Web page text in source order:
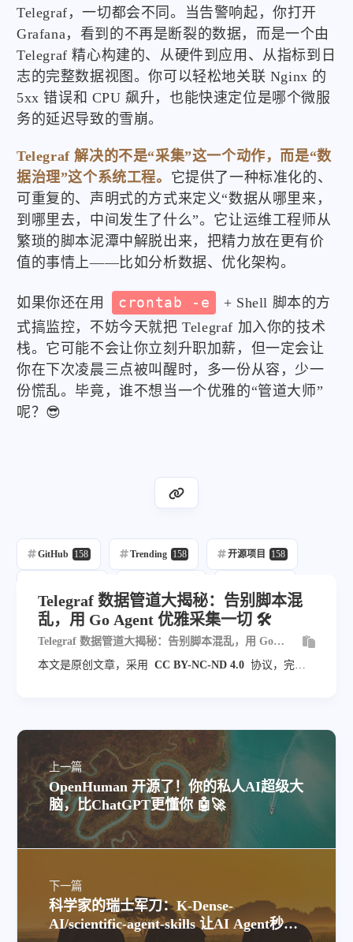
Telegraf，一切都会不同。当告警响起，你打开
Grafana，看到的不再是断裂的数据，而是一个由
Telegraf 精心构建的、从硬件到应用、从指标到日
志的完整数据视图。你可以轻松地关联 Nginx 的
5xx 错误和 CPU 飙升，也能快速定位是哪个微服
务的延迟导致的雪崩。
Telegraf 解决的不是“采集”这一个动作，而是“数
据治理”这个系统工程。 它提供了一种标准化的、
可重复的、声明式的方式来定义“数据从哪里来，
到哪里去，中间发生了什么”。它让运维工程师从
繁琐的脚本泥潭中解脱出来，把精力放在更有价
值的事情上——比如分析数据、优化架构。
如果你还在用 crontab -e
+ Shell 脚本的方
式搞监控，不妨今天就把 Telegraf 加入你的技术
栈。它可能不会让你立刻升职加薪，但一定会让
你在下次凌晨三点被叫醒时，多一份从容，少一
份慌乱。毕竟，谁不想当一个优雅的“管道大师”
呢？😎
GitHub 158 Trending 158 开源项目 158
Telegraf 数据管道大揭秘：告别脚本混
乱，用 Go Agent 优雅采集一切 🛠️
Telegraf 数据管道大揭秘：告别脚本混乱，用 Go
本文是原创文章，采用
CC BY-NC-ND 4.0 协议，完整
上一篇
OpenHuman 开源了！你的私人AI超级大
脑，比ChatGPT更懂你 🤖🚀
下一篇
科学家的瑞士军刀：K-Dense-
AI/scientific-agent-skills 让AI Agent秒变